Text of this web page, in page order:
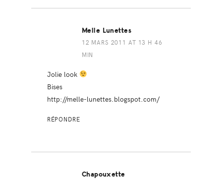
Melle Lunettes
12 MARS 2011 AT 13 H 46
MIN
Jolie look
Bises
http://melle-lunettes.blogspot.com/
RÉPONDRE
Chapouxette